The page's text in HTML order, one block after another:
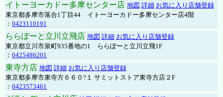
イトーヨーカドー多摩センター店 地図 詳細 お気に入り店舗登録
東京都多摩市落合1丁目44 イトーヨーカドー多摩センター店4階
： 0423110191
ららぽーと立川立飛店 地図 詳細 お気に入り店舗登録
東京都立川市泉町935番地の1 ららぽーと立川立飛1F
： 0425486201
東寺方店 地図 詳細 お気に入り店舗登録
東京都多摩市東寺方６６０?１ サミットストア東寺方店２F
： 0423573461